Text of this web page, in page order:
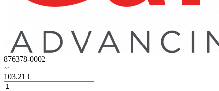
876378-0002
103.21 €